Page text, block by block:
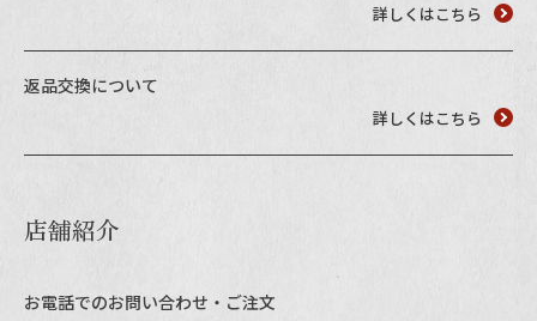
詳しくはこちら
返品交換について
詳しくはこちら
店舗紹介
お電話でのお問い合わせ・ご注文